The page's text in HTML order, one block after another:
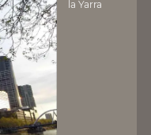
la Yarra